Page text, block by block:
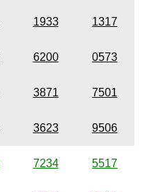
1933 1317
6200 0573
3871 7501
3623 9506
7234 5517